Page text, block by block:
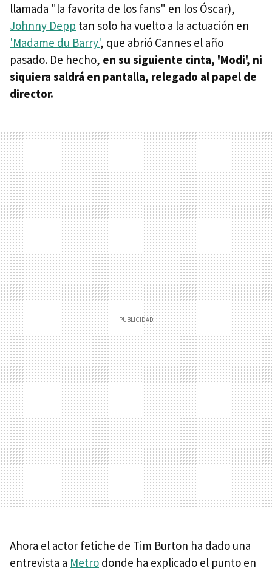
llamada "la favorita de los fans" en los Óscar),
Johnny Depp tan solo ha vuelto a la actuación en
'Madame du Barry', que abrió Cannes el año
pasado. De hecho, en su siguiente cinta, 'Modi', ni
siquiera saldrá en pantalla, relegado al papel de
director.
Ahora el actor fetiche de Tim Burton ha dado una
entrevista a Metro donde ha explicado el punto en